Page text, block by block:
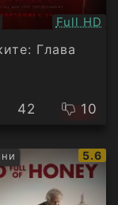
Full HD
Глава
42 10
IMDb
5.6